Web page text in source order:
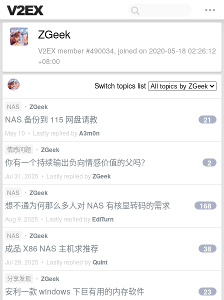
ZGeek
V2EX member #490034, joined on 2020-05-18 02:26:12
+08:00
Switch topics list
NAS • ZGeek
NAS 备份到 115 网盘请教
May 10 • Lastly replied byA3m0n
21
情感问题 • ZGeek
你有一个持续输出负向情感价值的父吗？
Jul 31, 2025 • Lastly replied byZGeek
2
NAS • ZGeek
想不通为何那么多人对 NAS 有核显转码的需求
Aug 9, 2025 • Lastly replied by EdiTurn
168
NAS • ZGeek
成品 X86 NAS 主机求推荐
Jul 29, 2025 • Lastly replied byQuint
38
分享发现 • ZGeek
安利一款 windows 下巨有用的内存软件 23